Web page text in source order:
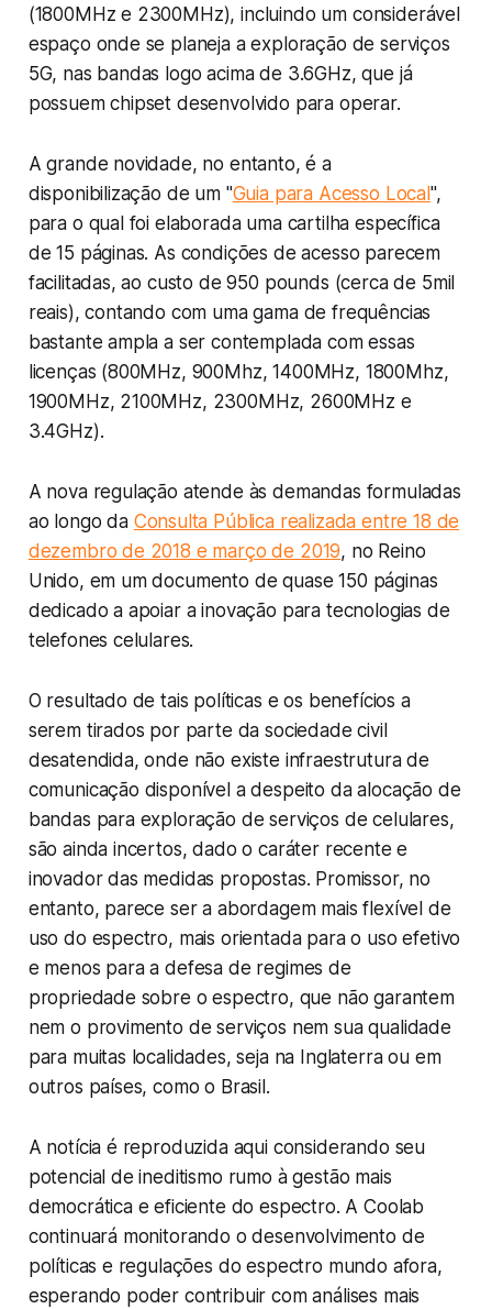
(1800MHz e 2300MHz), incluindo um considerável
espaço onde se planeja a exploração de serviços
5G, nas bandas logo acima de 3.6GHz, que já
possuem chipset desenvolvido para operar.
A grande novidade, no entanto, é a
disponibilização de um "Guia para Acesso Local ",
para o qual foi elaborada uma cartilha específica
de 15 páginas. As condições de acesso parecem
facilitadas, ao custo de 950 pounds (cerca de 5mil
reais), contando com uma gama de frequências
bastante ampla a ser contemplada com essas
licenças (800MHz, 900Mhz, 1400MHz, 1800Mhz,
1900MHz, 2100MHz, 2300MHz, 2600MHz e
3.4GHz).
A nova regulação atende às demandas formuladas
ao longo da Consulta Pública realizada entre 18 de
dezembro de 2018 e março de 2019, no Reino
Unido, em um documento de quase 150 páginas
dedicado a apoiar a inovação para tecnologias de
telefones celulares.
O resultado de tais políticas e os benefícios a
serem tirados por parte da sociedade civil
desatendida, onde não existe infraestrutura de
comunicação disponível a despeito da alocação de
bandas para exploração de serviços de celulares,
são ainda incertos, dado o caráter recente e
inovador das medidas propostas. Promissor, no
entanto, parece ser a abordagem mais flexível de
uso do espectro, mais orientada para o uso efetivo
e menos para a defesa de regimes de
propriedade sobre o espectro, que não garantem
nem o provimento de serviços nem sua qualidade
para muitas localidades, seja na Inglaterra ou em
outros países, como o Brasil.
A notícia é reproduzida aqui considerando seu
potencial de ineditismo rumo à gestão mais
democrática e eficiente do espectro. A Coolab
continuará monitorando o desenvolvimento de
políticas e regulações do espectro mundo afora,
esperando poder contribuir com análises mais